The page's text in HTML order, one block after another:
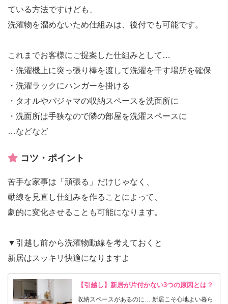
ている方法ですけども、
洗濯物を溜めないため仕組みは、後付でも可能です。
これまでお客様にご提案した仕組みとして…
・洗濯機上に突っ張り棒を渡して洗濯を干す場所を確保
・洗濯ラックにハンガーを掛ける
・タオルやパジャマの収納スペースを洗面所に
・洗面所は手狭なので隣の部屋を洗濯スペースに
…などなど
コツ・ポイント
苦手な家事は「頑張る」だけじゃなく、
動線を見直し仕組みを作ることによって、
劇的に変化させることも可能になります。
▼引越し前から洗濯物動線を考えておくと
新居はスッキリ快適になりますよ
【引越し】新居が片付かない3つの原因とは？
収納スペースがあるのに… 新居こそ心地よい暮ら